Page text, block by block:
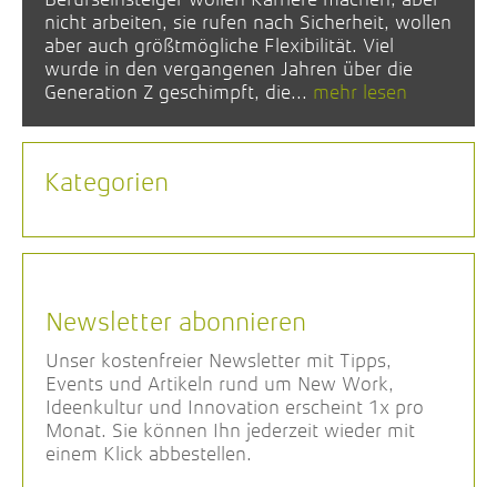
nicht arbeiten, sie rufen nach Sicherheit, wollen
aber auch größtmögliche Flexibilität. Viel
wurde in den vergangenen Jahren über die
Generation Z geschimpft, die... mehr lesen
Kategorien
Newsletter abonnieren
Unser kostenfreier Newsletter mit Tipps,
Events und Artikeln rund um New Work,
Ideenkultur und Innovation erscheint 1x pro
Monat. Sie können Ihn jederzeit wieder mit
einem Klick abbestellen.